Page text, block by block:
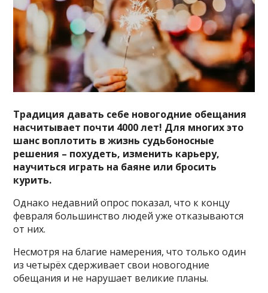
Традиция давать себе новогодние обещания
насчитывает почти 4000 лет! Для многих это
шанс воплотить в жизнь судьбоносные
решения – похудеть, изменить карьеру,
научиться играть на баяне или бросить
курить.
Однако недавний опрос показал, что к концу
февраля большинство людей уже отказываются
от них.
Несмотря на благие намерения, что только один
из четырёх сдерживает свои новогодние
обещания и не нарушает великие планы.